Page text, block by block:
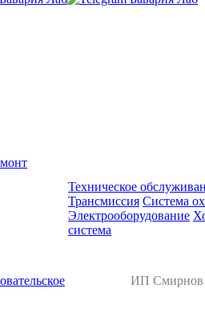
Техническое
Трансмиссия Система
Электрооборудование
система
ИП Смирнов